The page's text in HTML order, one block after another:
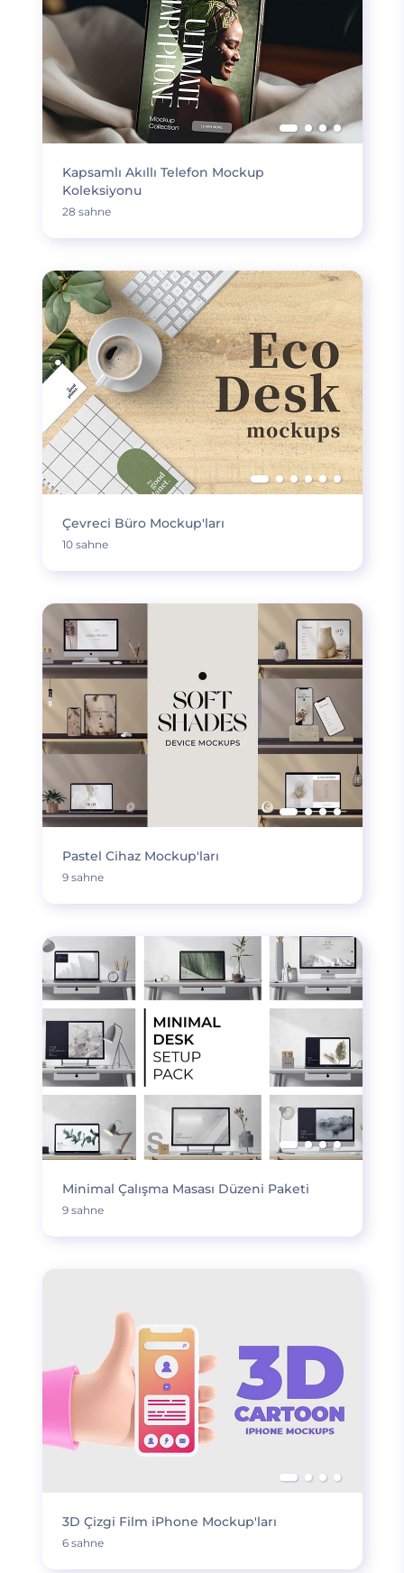
Kapsamlı Akıllı Telefon Mockup
Koleksiyonu
28 sahne
Çevreci Büro Mockup'ları
10 sahne
Pastel Cihaz Mockup'ları
9 sahne
Minimal Çalışma Masası Düzeni Paketi
9 sahne
3D Çizgi Film iPhone Mockup'ları
6 sahne